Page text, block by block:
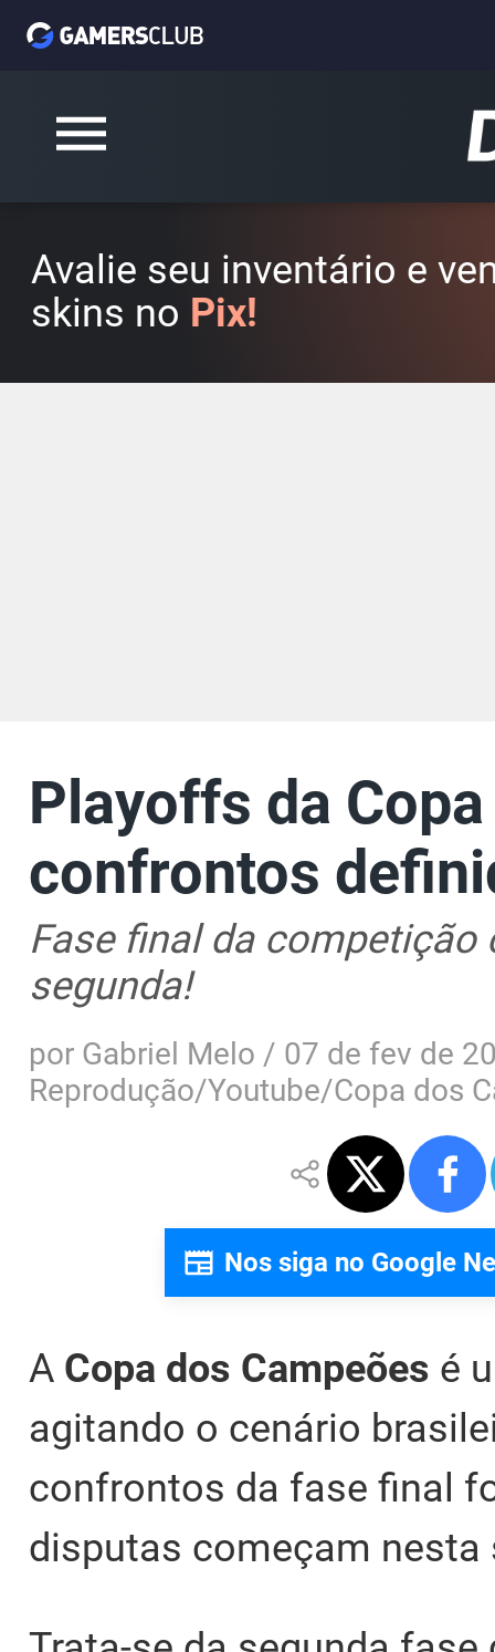
Avalie seu inventário e
skins no Pix!
Playoffs da
confrontos
Fase final da
segunda!
por Gabriel Melo / 07 de fev de
Reprodução/Youtube/Copa dos
Nos siga no Google
A Copa dos Campeões é
agitando o cenário
confrontos da fase final
disputas começam nesta